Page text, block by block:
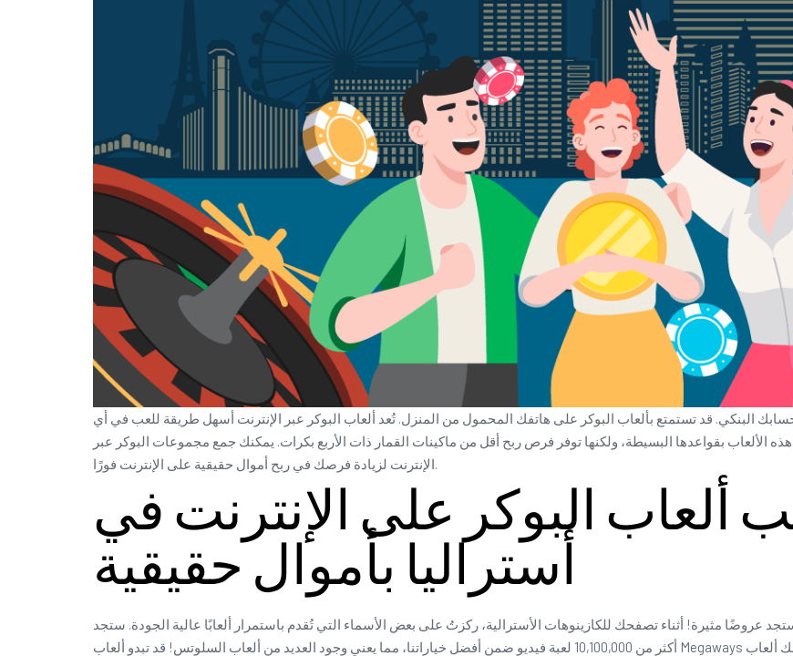
البنكي. قد تستمتع بألعاب البوكر على هاتفك المحمول من المنزل. تُعد ألعاب البوكر عبر الإنترنت أسهل طريقة للعب في أي
هذه الألعاب بقواعدها البسيطة، ولكنها توفر فرص ربح أقل من ماكينات القمار ذات الأربع بكرات. يمكنك جمع مجموعات البوكر عبر
الإنترنت لزيادة فرصك في ربح أموال حقيقية على الإنترنت فورًا.
ألعاب البوكر على الإنترنت في
أستراليا بأموال حقيقية
عروضًا مثيرة! أثناء تصفحك للكازينوهات الأسترالية، ركزتُ على بعض الأسماء التي تُقدم باستمرار ألعابًا عالية الجودة. ستجد
أكثر من 10,100,000 لعبة فيديو ضمن أفضل خياراتنا، مما يعني وجود العديد من ألعاب السلوتس! قد تبدو ألعاب Megaways معقدة للمبتدئين، لكن طريقة اللعب واحدة. تتيح لك ألعاب Bonus-pick